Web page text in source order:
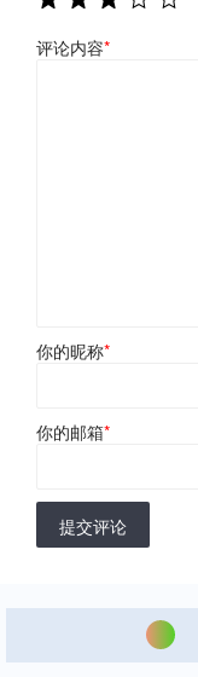
评论内容*
你的昵称*
你的邮箱*
提交评论